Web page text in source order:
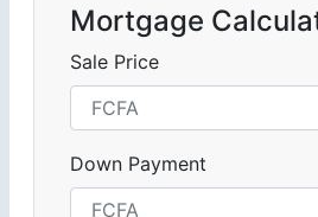
Mortgage
Sale Price
Down Payment